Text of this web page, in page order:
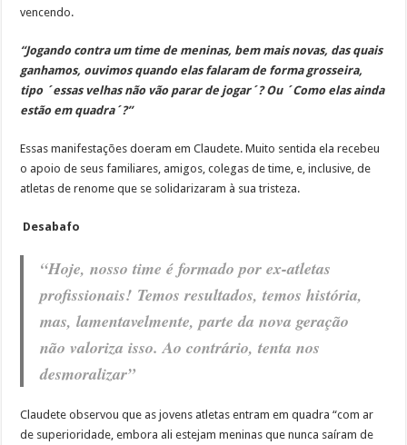
vencendo.
“Jogando contra um time de meninas, bem mais novas, das quais
ganhamos, ouvimos quando elas falaram de forma grosseira,
tipo ´essas velhas não vão parar de jogar´? Ou ´Como elas ainda
estão em quadra´?”
Essas manifestações doeram em Claudete. Muito sentida ela recebeu
o apoio de seus familiares, amigos, colegas de time, e, inclusive, de
atletas de renome que se solidarizaram à sua tristeza.
Desabafo
“Hoje, nosso time é formado por ex-atletas
profissionais! Temos resultados, temos história,
mas, lamentavelmente, parte da nova geração
não valoriza isso. Ao contrário, tenta nos
desmoralizar”
Claudete observou que as jovens atletas entram em quadra “com ar
de superioridade, embora ali estejam meninas que nunca saíram de